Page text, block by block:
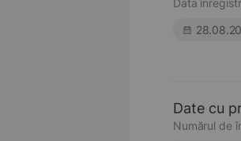
Data
Date cu
Numărul de